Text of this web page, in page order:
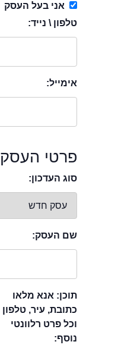
אני בעל העסק
טלפון \ נייד:
אימייל:
פרטי העסק
סוג העדכון:
שם העסק:
תוכן: אנא מלאו
כתובת, עיר, טלפון
וכל פרט רלוונטי
נוסף: